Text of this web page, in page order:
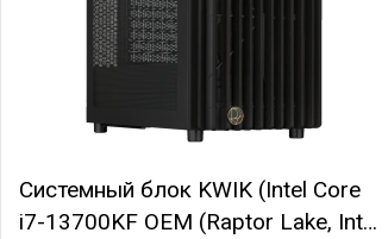
Системный блок KWIK (Intel Core
i7-13700KF OEM (Raptor Lake, Intel